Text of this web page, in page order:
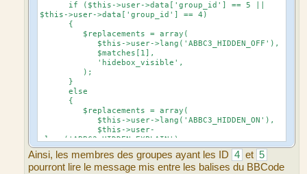
if ($this->user->data['group_id'] == 5 ||
$this->user->data['group_id'] == 4)
{
$replacements = array(
$this->user->lang('ABBC3_HIDDEN_OFF'),
$matches[1],
'hidebox_visible',
);
}
else
{
$replacements = array(
$this->user->lang('ABBC3_HIDDEN_ON'),
$this->user-
>lang('ABBC3_HIDDEN_EXPLAIN'),
'hidebox_hidden',
);
}
Ainsi, les membres des groupes ayant les ID 4 et 5
pourront lire le message mis entre les balises du BBCode